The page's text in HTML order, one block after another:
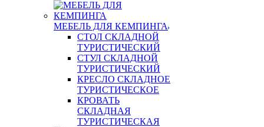
МЕБЕЛЬ ДЛЯ КЕМПИНГА
СТОЛ СКЛАДНОЙ
ТУРИСТИЧЕСКИЙ
СТУЛ СКЛАДНОЙ
ТУРИСТИЧЕСКИЙ
КРЕСЛО СКЛАДНОЕ
ТУРИСТИЧЕСКОЕ
КРОВАТЬ
СКЛАДНАЯ
ТУРИСТИЧЕСКАЯ